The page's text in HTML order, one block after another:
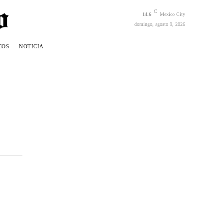
14.6
C
Mexico City
domingo, agosto 9, 2026
NOTICIA